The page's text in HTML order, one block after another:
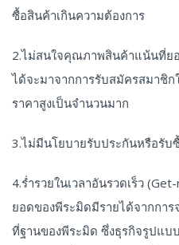
ซื้อสินค้าเกินความต้องการ
2.ไม่สนใจคุณภาพสินค้าแน้นที่ย
ได้จะมาจากการรับสมัครสมาชิ
ราคาสูงเป็นจำนวนมาก
3.ไม่มีนโยบายรับประกันหรือรั
4.ร่ำรวยในเวลาอันรวดเร็ว
ยอดของพีระมิดมีรายได้จากกา
ที่ฐานของพีระมิด ซึ่งธุรกิจรูปแบ